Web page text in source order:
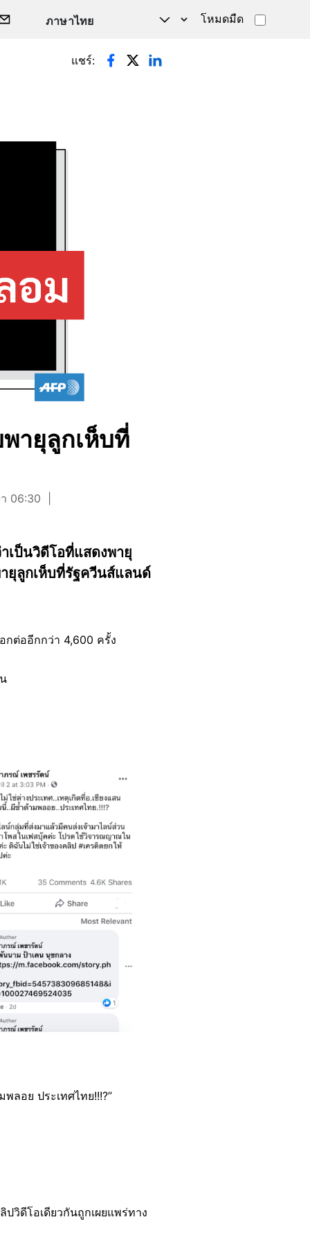
โหมดมืด
แชร์:
ายุลูกเห็บที่
06:30
เป็นวิดีโอที่แสดงพายุ
ยุลูกเห็บที่รัฐควีนส์แลนด์
กต่ออีกกว่า 4,600 ครั้ง
ลอย ประเทศไทย!!!?”
วิดีโอเดียวกันถูกเผยแพร่ทาง